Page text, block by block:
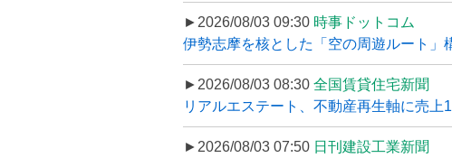
►2026/08/03 09:30 時事ドットコム
伊勢志摩を核とした「空の周遊ルート」
►2026/08/03 08:30 全国賃貸住宅新聞
リアルエステート、不動産再生軸に売上
►2026/08/03 07:50 日刊建設工業新聞